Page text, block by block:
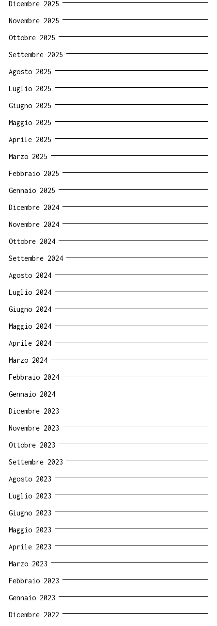
Dicembre 2025
Novembre 2025
Ottobre 2025
Settembre 2025
Agosto 2025
Luglio 2025
Giugno 2025
Maggio 2025
Aprile 2025
Marzo 2025
Febbraio 2025
Gennaio 2025
Dicembre 2024
Novembre 2024
Ottobre 2024
Settembre 2024
Agosto 2024
Luglio 2024
Giugno 2024
Maggio 2024
Aprile 2024
Marzo 2024
Febbraio 2024
Gennaio 2024
Dicembre 2023
Novembre 2023
Ottobre 2023
Settembre 2023
Agosto 2023
Luglio 2023
Giugno 2023
Maggio 2023
Aprile 2023
Marzo 2023
Febbraio 2023
Gennaio 2023
Dicembre 2022